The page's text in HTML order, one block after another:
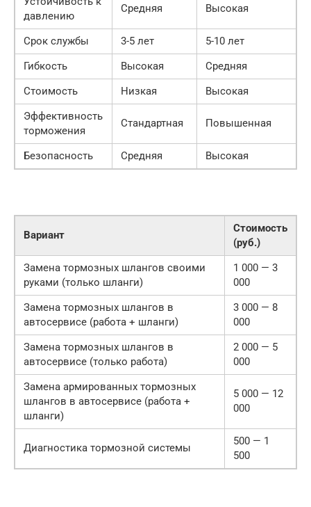
давлению
Средняя Высокая
Срок службы 3-5 лет
5-10 лет
Гибкость
Высокая
Средняя
Стоимость
Низкая
Высокая
Эффективность
торможения
Стандартная Повышенная
Безопасность Средняя Высокая
Вариант
Стоимость
(руб.)
Замена тормозных шлангов своими
руками (только шланги)
1 000 — 3
000
Замена тормозных шлангов в
автосервисе (работа + шланги)
3 000 — 8
000
Замена тормозных шлангов в
автосервисе (только работа)
2 000 — 5
000
Замена армированных тормозных
шлангов в автосервисе (работа +
шланги)
5 000 — 12
000
Диагностика тормозной системы
500 — 1
500